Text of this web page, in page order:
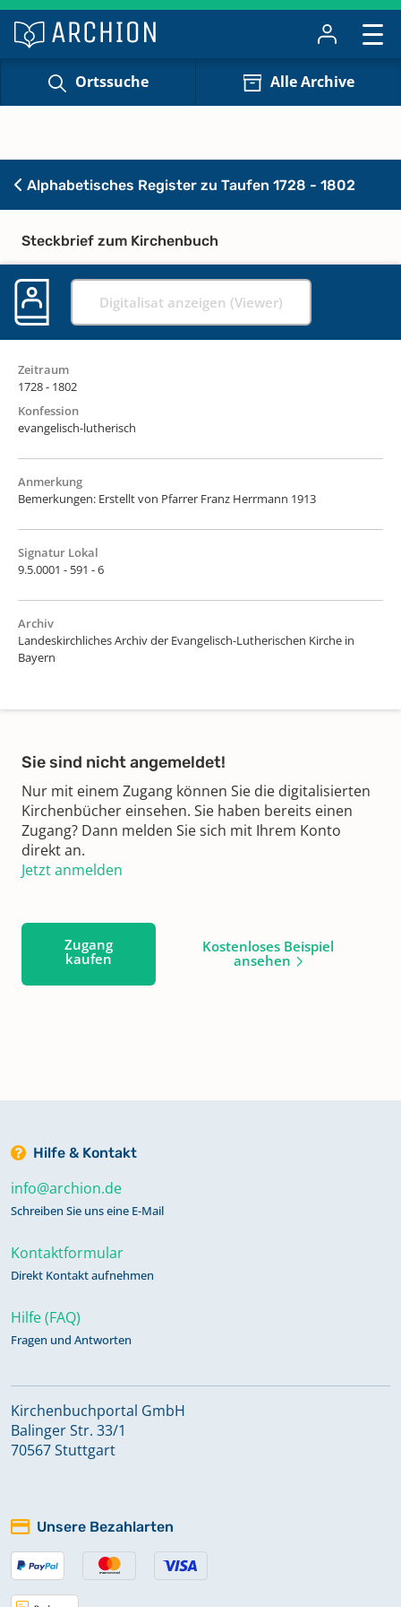
Ortssuche Alle Archive
Alphabetisches Register zu Taufen 1728 - 1802
Steckbrief zum Kirchenbuch
Digitalisat anzeigen (Viewer)
Zeitraum
1728 - 1802
Konfession
evangelisch-lutherisch
Anmerkung
Bemerkungen: Erstellt von Pfarrer Franz Herrmann 1913
Signatur Lokal
9.5.0001 - 591 - 6
Archiv
Landeskirchliches Archiv der Evangelisch-Lutherischen Kirche in
Bayern
Sie sind nicht angemeldet!
Nur mit einem Zugang können Sie die digitalisierten
Kirchenbücher einsehen. Sie haben bereits einen
Zugang? Dann melden Sie sich mit Ihrem Konto
direkt an.
Jetzt anmelden
Zugang
kaufen
Kostenloses Beispiel
ansehen
Hilfe & Kontakt
info@archion.de
Schreiben Sie uns eine E-Mail
Kontaktformular
Direkt Kontakt aufnehmen
Hilfe (FAQ)
Fragen und Antworten
Kirchenbuchportal GmbH
Balinger Str. 33/1
70567 Stuttgart
Unsere Bezahlarten